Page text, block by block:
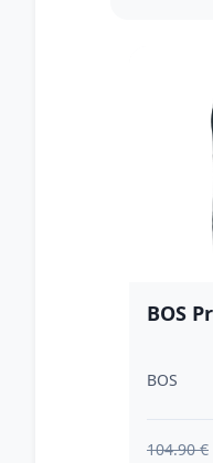
BOS
BOS
104.90 €